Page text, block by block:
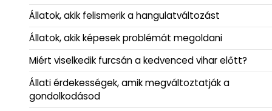
Állatok, akik felismerik a hangulatváltozást
Állatok, akik képesek problémát megoldani
Miért viselkedik furcsán a kedvenced vihar előtt?
Állati érdekességek, amik megváltoztatják a
gondolkodásod